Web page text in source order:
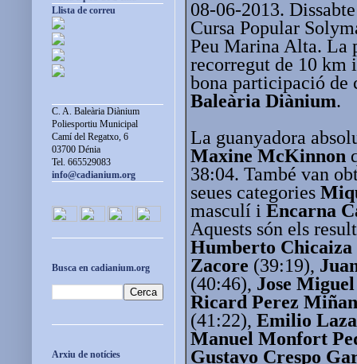
08-06-2013.
Cursa Popular
Peu Marina Alta. La
recorregut de 10 km
bona participació de
Baleària Diànium.
La guanyadora
Maxine McKinnon
38:04. També van
seues categories
masculí i Encarna
Aquests són els
Humberto Chicaiza
Zacore (39:19),
(40:46), Jose
Ricard Perez
(41:22), Emilio
Manuel Monfort
Gustavo Crespo
Llista de correu
C. A. Baleària Diànium
Poliesportiu Municipal
Camí del Regatxo, 6
03700 Dénia
Tel. 665529083
info@cadianium.org
Busca en cadianium.org
Arxiu de notícies